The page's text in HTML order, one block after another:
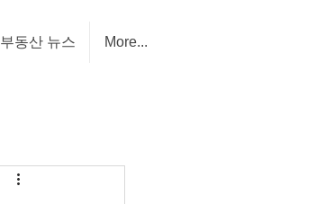
부동산 뉴스 More...